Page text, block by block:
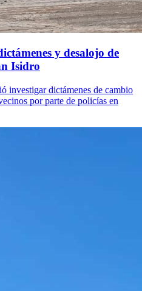
y desalojo de
Isidro
investigar dictámenes de cambio
por parte de policías en